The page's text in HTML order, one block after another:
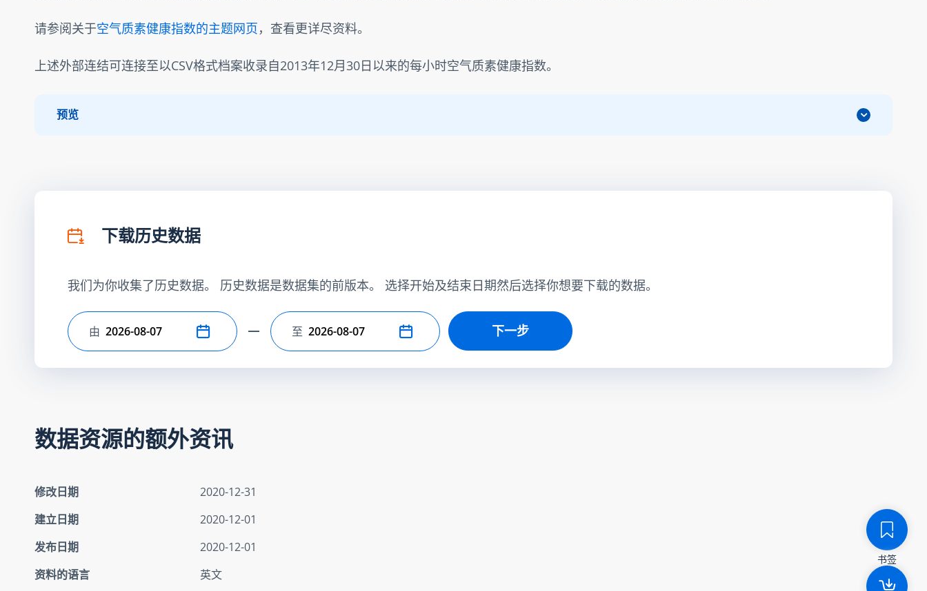
请参阅关于空气质素健康指数的主题网页，查看更详尽资料。
上述外部连结可连接至以CSV格式档案收录自2013年12月30日以来的每小时空气质素健康指数。
预览
下载历史数据
我们为你收集了历史数据。 历史数据是数据集的前版本。 选择开始及结束日期然后选择你想要下载的数据。
选择开始日期
由 选择结束日期
至 下一步
数据资源的额外资讯
修改日期
2020-12-31
建立日期
2020-12-01
发布日期
2020-12-01
资料的语言
英文
书签